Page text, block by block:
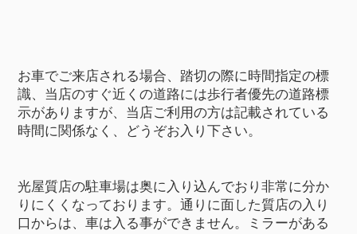
お車でご来店される場合、踏切の際に時間指定の標
識、当店のすぐ近くの道路には歩行者優先の道路標
示がありますが、当店ご利用の方は記載されている
時間に関係なく、どうぞお入り下さい。
光屋質店の駐車場は奥に入り込んでおり非常に分か
りにくくなっております。通りに面した質店の入り
口からは、車は入る事ができません。ミラーがある